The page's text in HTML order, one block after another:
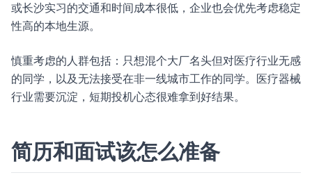
或长沙实习的交通和时间成本很低，企业也会优先考虑稳定
性高的本地生源。
慎重考虑的人群包括：只想混个大厂名头但对医疗行业无感
的同学，以及无法接受在非一线城市工作的同学。医疗器械
行业需要沉淀，短期投机心态很难拿到好结果。
简历和面试该怎么准备